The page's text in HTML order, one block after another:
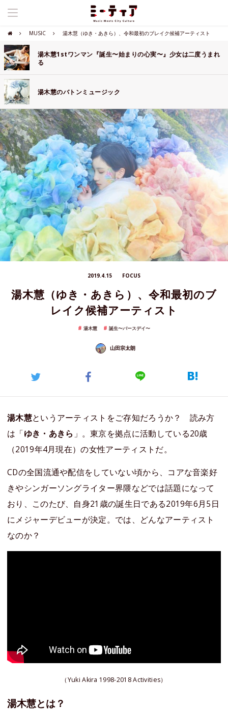
MUSIC 湯木慧（ゆき・あきら）、令和最初のブレイク候補アーティスト
湯木慧1stワンマン『誕生〜始まりの心実〜』少女は二度うまれ
る
湯木慧のバトンミュージック
2019.4.15 FOCUS
湯木慧（ゆき・あきら）、令和最初のブ
レイク候補アーティスト
湯木慧 誕生〜バースデイ〜
山田宗太朗
湯木慧というアーティストをご存知だろうか？ 読み方
は「ゆき・あきら 」。東京を拠点に活動している20歳
（2019年4月現在）の女性アーティストだ。
CDの全国流通や配信をしていない頃から、コアな音楽好
きやシンガーソングライター界隈などでは話題になって
おり、このたび、自身21歳の誕生日である2019年6月5日
にメジャーデビューが決定。では、どんなアーティスト
なのか？
（Yuki Akira 1998-2018 Activities）
湯木慧とは？